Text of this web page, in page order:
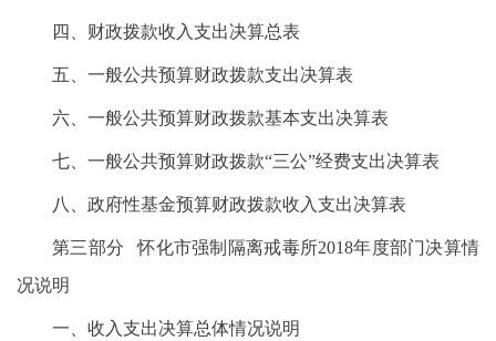
四、财政拨款收入支出决算总表
五、一般公共预算财政拨款支出决算表
六、一般公共预算财政拨款基本支出决算表
七、一般公共预算财政拨款“三公”经费支出决算表
八、政府性基金预算财政拨款收入支出决算表
第三部分 怀化市强制隔离戒毒所2018年度部门决算情
况说明
一、收入支出决算总体情况说明